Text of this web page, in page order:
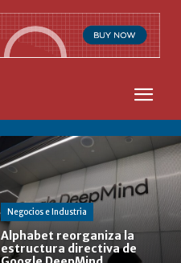
Negocios e Industria
Alphabet reorganiza la
estructura directiva de